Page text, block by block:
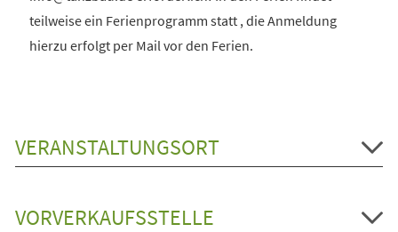
teilweise ein Ferienprogramm statt , die Anmeldung
hierzu erfolgt per Mail vor den Ferien.
VERANSTALTUNGSORT
VORVERKAUFSSTELLE